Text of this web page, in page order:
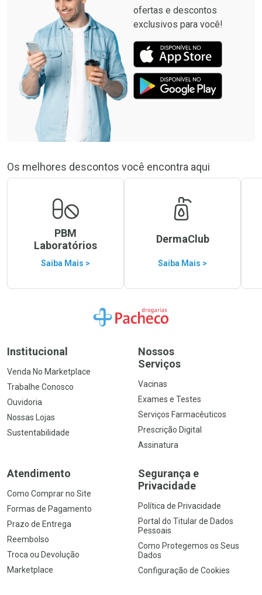
ofertas e descontos
exclusivos para você!
Os melhores descontos você encontra aqui
PBM
Laboratórios
Saiba Mais >
DermaClub
Saiba Mais >
Ir para a Home
Institucional
Venda No Marketplace
Trabalhe Conosco
Ouvidoria
Nossas Lojas
Sustentabilidade
Nossos
Serviços
Vacinas
Exames e Testes
Serviços Farmacêuticos
Prescrição Digital
Assinatura
Atendimento
Como Comprar no Site
Formas de Pagamento
Prazo de Entrega
Reembolso
Troca ou Devolução
Marketplace
Segurança e
Privacidade
Política de Privacidade
Portal do Titular de Dados
Pessoais
Como Protegemos os Seus
Dados
Configuração de Cookies